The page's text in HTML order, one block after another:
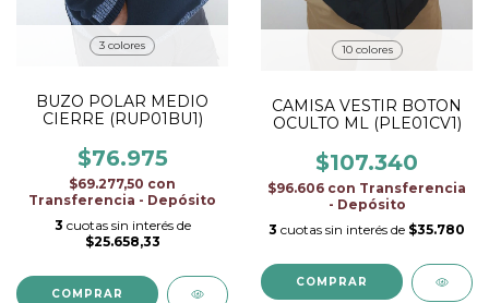
3 colores
BUZO POLAR MEDIO
CIERRE (RUP01BU1)
$76.975
$69.277,50 con
Transferencia - Depósito
3 cuotas sin interés de
$25.658,33
COMPRAR
10 colores
CAMISA VESTIR BOTON
OCULTO ML (PLE01CV1)
$107.340
$96.606 con Transferencia
- Depósito
3 cuotas sin interés de $35.780
COMPRAR